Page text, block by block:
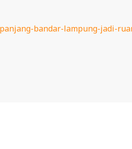
bandar-lampung-jadi-